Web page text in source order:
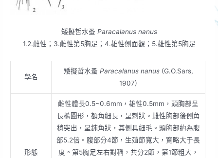
矮擬哲水蚤 Paracalanus nanus
1.2.雌性；3.雌性第5胸足；4.雄性側面觀；5.雄性第5胸足
學名
矮擬哲水蚤 Paracalanus nanus(G.O.Sars,
1907)
形態
雌性體長0.5~0.6mm，雄性0.5mm，頭胸部呈
長橢圓形，額角細長，呈刺狀。雌性胸部後側角
稍突出，呈鈍角狀，其側具細毛。頭胸部約為腹
部5.2倍。腹部分4節，生殖節寬大，寬略大于長
度。第5胸足左右對稱，共分2節，第1節粗大，